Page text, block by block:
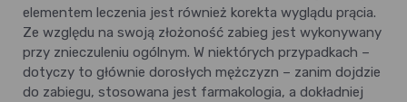
elementem leczenia jest również korekta wyglądu prącia.
Ze względu na swoją złożoność zabieg jest wykonywany
przy znieczuleniu ogólnym. W niektórych przypadkach –
dotyczy to głównie dorosłych mężczyzn – zanim dojdzie
do zabiegu, stosowana jest farmakologia, a dokładniej